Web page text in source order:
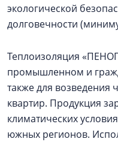
экологической
долговечности
Теплоизоляция
промышленном и
также для возведения
квартир. Продукция
климатических
южных регионов.